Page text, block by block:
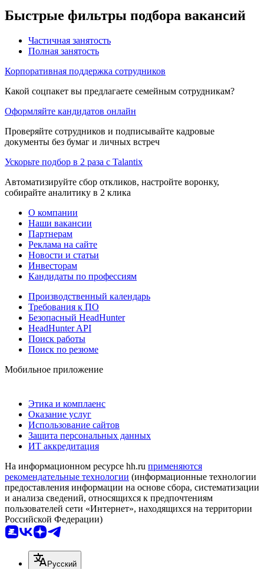
Быстрые фильтры подбора вакансий
Частичная занятость
Полная занятость
Корпоративная поддержка сотрудников
Какой соцпакет вы предлагаете семейным сотрудникам?
Оформляйте кандидатов онлайн
Проверяйте сотрудников и подписывайте кадровые
документы без бумаг и личных встреч
Ускорьте подбор в 2 раза с Talantix
Автоматизируйте сбор откликов, настройте воронку,
собирайте аналитику в 2 клика
О компании
Наши вакансии
Партнерам
Реклама на сайте
Новости и статьи
Инвесторам
Кандидаты по профессиям
Производственный календарь
Требования к ПО
Безопасный HeadHunter
HeadHunter API
Поиск работы
Поиск по резюме
Мобильное приложение
Этика и комплаенс
Оказание услуг
Использование сайтов
Защита персональных данных
ИТ аккредитация
На информационном ресурсе hh.ru применяются
рекомендательные технологии (информационные технологии
предоставления информации на основе сбора, систематизации
и анализа сведений, относящихся к предпочтениям
пользователей сети «Интернет», находящихся на территории
Российской Федерации)
Русский